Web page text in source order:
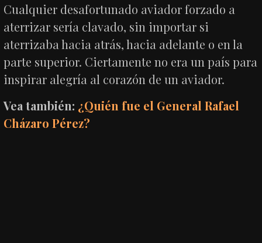
Cualquier desafortunado aviador forzado a
aterrizar sería clavado, sin importar si
aterrizaba hacia atrás, hacia adelante o en la
parte superior. Ciertamente no era un país para
inspirar alegría al corazón de un aviador.
Vea también: ¿Quién fue el General Rafael
Cházaro Pérez?